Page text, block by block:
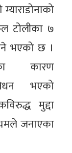
टोलीका ७
भएको छ ।
कारण
भएको
मुद्दा
जनाएका